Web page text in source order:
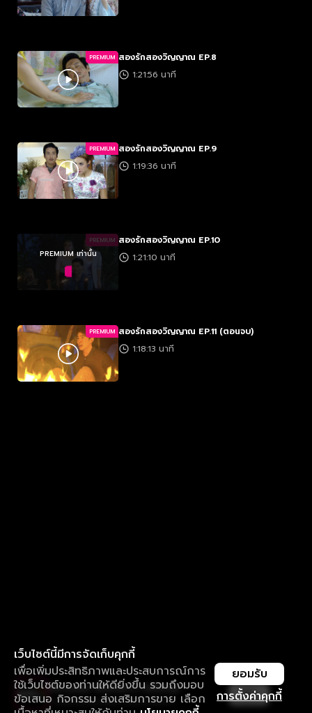
PREMIUM สองรักสองวิญญาณ EP.8
1:21:56 นาที
PREMIUM สองรักสองวิญญาณ EP.9
1:19:36 นาที
PREMIUM
PREMIUM เท่านั้น
สองรักสองวิญญาณ EP.10
1:21:10 นาที
PREMIUM สองรักสองวิญญาณ EP.11 (ตอนจบ)
1:18:13 นาที
เว็บไซต์นี้มีการจัดเก็บคุกกี้
เพื่อเพิ่มประสิทธิภาพและประสบการณ์การ
ใช้เว็บไซต์ของท่านให้ดียิ่งขึ้น รวมถึงมอบ
ข้อเสนอ กิจกรรม ส่งเสริมการขาย เลือก
การตั้งค่าคุกกี้
ยอมรับ
ใช้งานแอป ลื่นไหลกว่า ไม่มีสะดุด
ดาวน์โหลดแอปเพื่อการรับชมที่ดีกว่า เปิด